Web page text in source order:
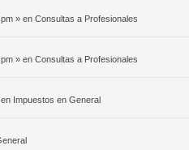
» en Consultas a Profesionales
» en Consultas a Profesionales
Impuestos en General